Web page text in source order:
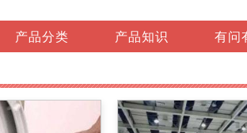
产品分类 产品知识 有问